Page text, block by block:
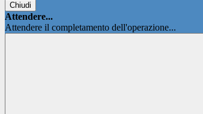
Chiudi
Attendere...
Attendere il completamento dell'operazione...